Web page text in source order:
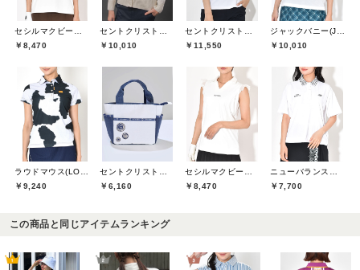
セシルマクビーグリーン(CECIL McBEE green)
￥8,470
セントクリストファーゴルフ(St.ChristopherGolf)
￥10,010
セントクリストファーゴルフ(St.ChristopherGolf)
￥11,550
ジャックバニー(Jack Bunny)
￥10,010
ラウドマウス(LOUDMOUTH)
￥9,240
セントクリストファーゴルフ(St.ChristopherGolf)
￥6,160
セシルマクビーグリーン(CECIL McBEE green)
￥8,470
ニューバランスゴルフ(New Balance Golf)
￥7,700
この商品と同じアイテムランキング